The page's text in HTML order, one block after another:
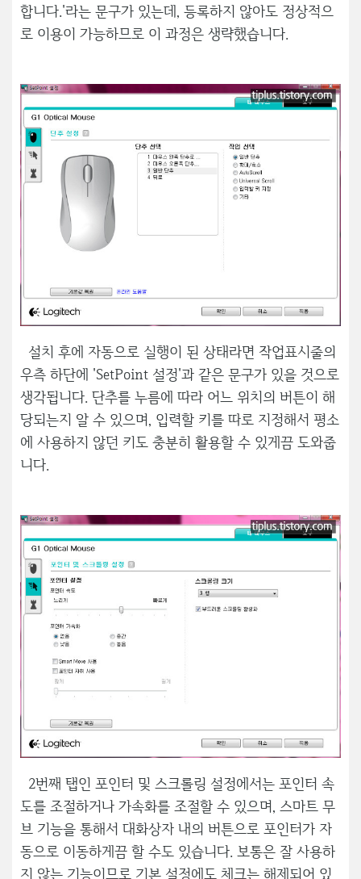
합니다.'라는 문구가 있는데, 등록하지 않아도 정상적으
로 이용이 가능하므로 이 과정은 생략했습니다.
설치 후에 자동으로 실행이 된 상태라면 작업표시줄의
우측 하단에 'SetPoint 설정'과 같은 문구가 있을 것으로
생각됩니다. 단추를 누름에 따라 어느 위치의 버튼이 해
당되는지 알 수 있으며, 입력할 키를 따로 지정해서 평소
에 사용하지 않던 키도 충분히 활용할 수 있게끔 도와줍
니다.
2번째 탭인 포인터 및 스크롤링 설정에서는 포인터 속
도를 조절하거나 가속화를 조절할 수 있으며, 스마트 무
브 기능을 통해서 대화상자 내의 버튼으로 포인터가 자
동으로 이동하게끔 할 수도 있습니다. 보통은 잘 사용하
지 않는 기능이므로 기본 설정에도 체크는 해제되어 있